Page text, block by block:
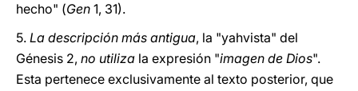
hecho" (Gen 1, 31).
5. La descripción más antigua, la "yahvista" del
Génesis 2, no utiliza la expresión "imagen de Dios".
Esta pertenece exclusivamente al texto posterior, que